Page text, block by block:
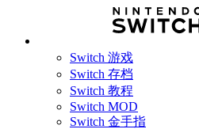
Switch 游戏
Switch 存档
Switch 教程
Switch MOD
Switch 金手指